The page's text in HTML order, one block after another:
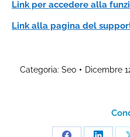
Link per accedere alla
Link alla pagina del
Categoria: Seo Dicembre